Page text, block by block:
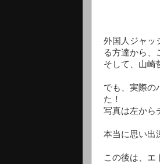
外国人ジャッ
る方達から、
そして、山崎
でも、実際の
た！
写真は左から
本当に思い出
この後は、エ